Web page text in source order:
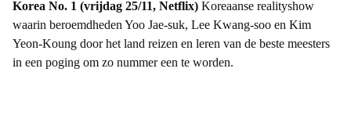
Korea No. 1 (vrijdag 25/11, Netflix)Koreaanse realityshow
waarin beroemdheden Yoo Jae-suk, Lee Kwang‑soo en Kim
Yeon-Koung door het land reizen en leren van de beste meesters
in een poging om zo nummer een te worden.